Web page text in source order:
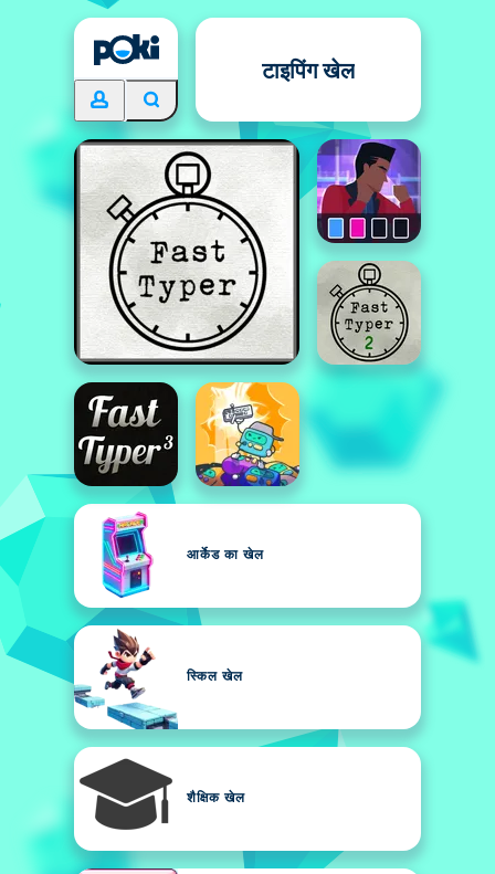
टाइपिंग खेल
आर्केड का खेल
स्किल खेल
शैक्षिक खेल